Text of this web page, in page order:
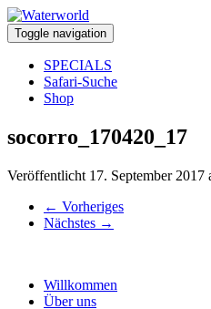
Toggle navigation
SPECIALS
Safari-Suche
Shop
socorro_170420_17
Veröffentlicht 17. September 2017
← Vorheriges
Nächstes →
Willkommen
Über uns